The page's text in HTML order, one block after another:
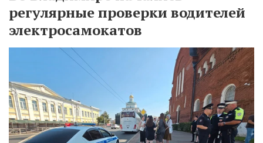
регулярные проверки водителей
электросамокатов